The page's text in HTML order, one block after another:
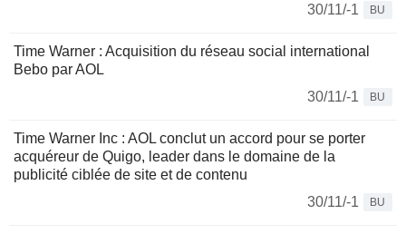
30/11/-1
BU
Time Warner : Acquisition du réseau social international
Bebo par AOL
30/11/-1
BU
Time Warner Inc : AOL conclut un accord pour se porter
acquéreur de Quigo, leader dans le domaine de la
publicité ciblée de site et de contenu
30/11/-1
BU